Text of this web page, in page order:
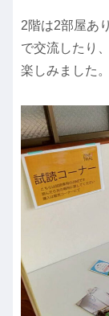
2階は2部屋あ
で交流したり
楽しみました。